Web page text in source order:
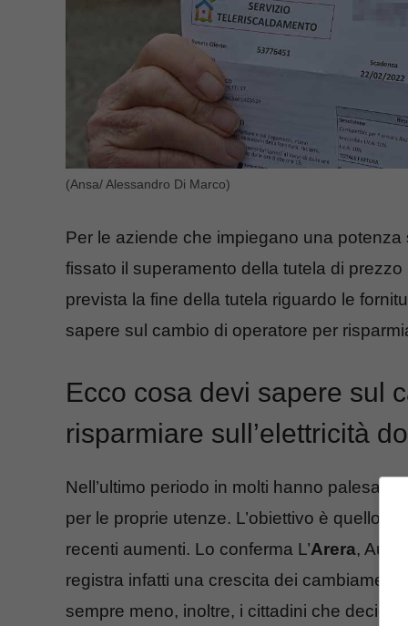
(Ansa/ Alessandro Di Marco)
Per le aziende che impiegano una potenza
fissato il superamento della tutela di
prevista la fine della tutela riguardo le
sapere sul cambio di operatore per
Ecco cosa devi sapere sul
risparmiare sull’elettricità
Nell’ultimo periodo in molti hanno palesato
per le proprie utenze. L’obiettivo è quello di
recenti aumenti. Lo conferma L’Arera,
registra infatti una crescita dei cambiamenti
sempre meno, inoltre, i cittadini che